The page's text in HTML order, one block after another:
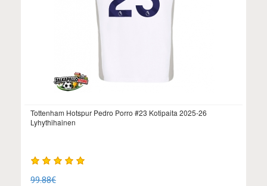
Tottenham Hotspur Pedro Porro #23 Kotipaita 2025-26
Lyhythihainen
99.88€